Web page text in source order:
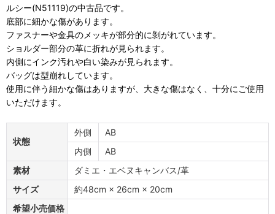
ルシー(N51119)の中古品です。
底部に細かな傷があります。
ファスナーや金具のメッキが部分的に剝がれています。
ショルダー部分の革に折れが見られます。
内側にインク汚れや白い染みが見られます。
バッグは型崩れしています。
使用に伴う細かな傷はありますが、大きな傷はなく、十分にご使用
いただけます。
状態
外側
AB
内側
AB
素材
ダミエ・エベヌキャンバス/革
サイズ
約48cm × 26cm × 20cm
希望小売価格